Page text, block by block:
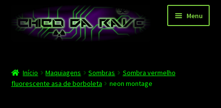
para
navegação
para
Menu
Depoimentos
Início Maquiagens Sombras
Sombra vermelho
fluorescente asa de borboleta
neon montage